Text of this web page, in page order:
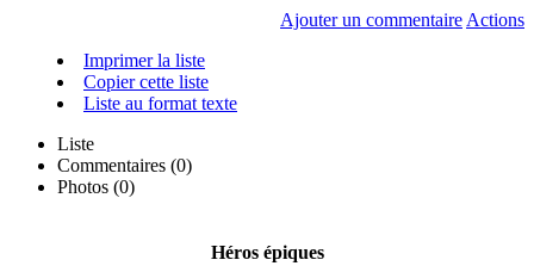
Ajouter un commentaire Actions
Imprimer la liste
Copier cette liste
Liste au format texte
Liste
Commentaires (0)
Photos (0)
Héros épiques